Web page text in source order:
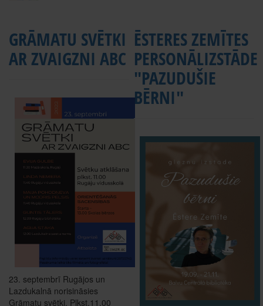
GRĀMATU SVĒTKI
AR ZVAIGZNI ABC
23. septembrī Rugājos un
Lazdukalnā norisināsies
Grāmatu svētki. Plkst.11.00
ĒSTERES ZEMĪTES
PERSONĀLIZSTĀDE
"PAZUDUŠIE
BĒRNI"